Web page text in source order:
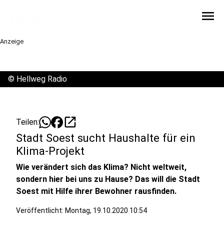
menu
Anzeige
© Hellweg Radio
Teilen: open_in_new
Stadt Soest sucht Haushalte für ein
Klima-Projekt
Wie verändert sich das Klima? Nicht weltweit,
sondern hier bei uns zu Hause? Das will die Stadt
Soest mit Hilfe ihrer Bewohner rausfinden.
Veröffentlicht: Montag, 19.10.2020 10:54